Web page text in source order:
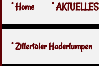
° Home ° AKTUELLES
° Zillertaler Haderlumpen